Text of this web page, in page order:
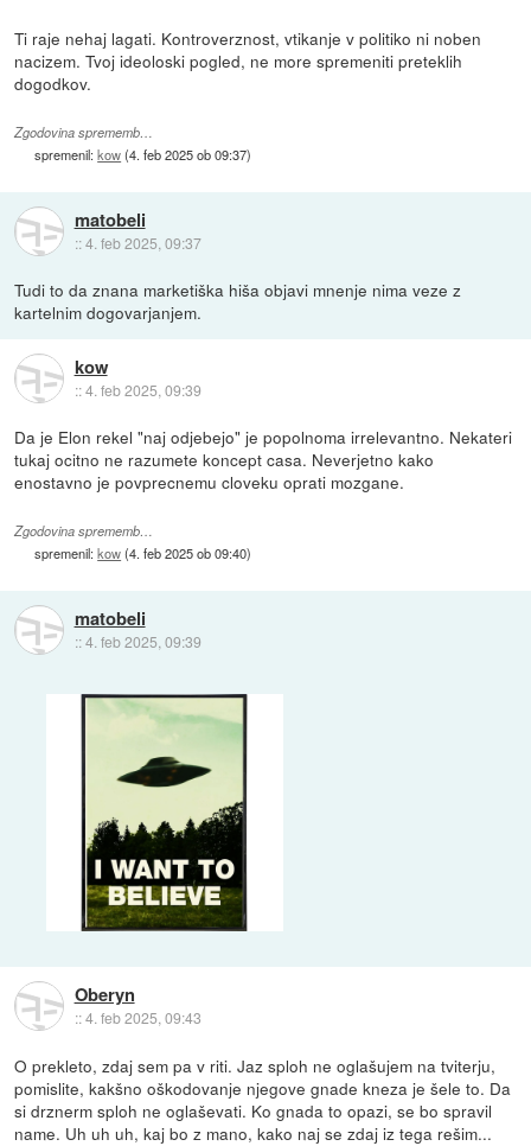
Ti raje nehaj lagati. Kontroverznost, vtikanje v politiko ni noben
nacizem. Tvoj ideoloski pogled, ne more spremeniti preteklih
dogodkov.
Zgodovina sprememb…
spremenil:kow(4. feb 2025 ob 09:37)
matobeli
::4. feb 2025, 09:37
Tudi to da znana marketiška hiša objavi mnenje nima veze z
kartelnim dogovarjanjem.
kow
::4. feb 2025, 09:39
Da je Elon rekel "naj odjebejo" je popolnoma irrelevantno. Nekateri
tukaj ocitno ne razumete koncept casa. Neverjetno kako
enostavno je povprecnemu cloveku oprati mozgane.
Zgodovina sprememb…
spremenil:kow(4. feb 2025 ob 09:40)
matobeli
::4. feb 2025, 09:39
Oberyn
::4. feb 2025, 09:43
O prekleto, zdaj sem pa v riti. Jaz sploh ne oglašujem na tviterju,
pomislite, kakšno oškodovanje njegove gnade kneza je šele to. Da
si drznerm sploh ne oglaševati. Ko gnada to opazi, se bo spravil
name. Uh uh uh, kaj bo z mano, kako naj se zdaj iz tega rešim...